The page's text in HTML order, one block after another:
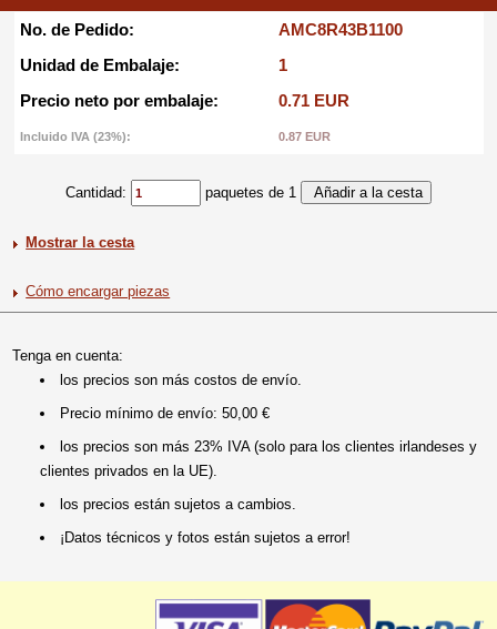
No. de Pedido:
AMC8R43B1100
Unidad de Embalaje:
1
Precio neto por embalaje:
0.71 EUR
Incluido IVA (23%): 0.87 EUR
Cantidad: paquetes de 1
Mostrar la cesta
Cómo encargar piezas
Tenga en cuenta:
los precios son más costos de envío.
Precio mínimo de envío: 50,00 €
los precios son más 23% IVA (solo para los clientes irlandeses y
clientes privados en la UE).
los precios están sujetos a cambios.
¡Datos técnicos y fotos están sujetos a error!